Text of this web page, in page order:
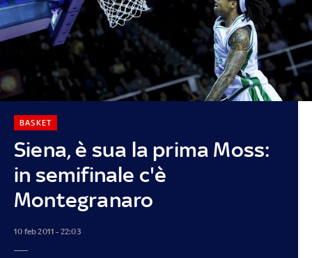
Siena, è sua la prima Moss:
in semifinale c'è
Montegranaro
BASKET
10 feb 2011 - 22:03